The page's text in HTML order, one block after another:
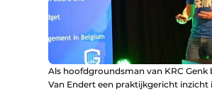
Als hoofdgroundsman van KRC Genk
Van Endert een praktijkgericht inzicht